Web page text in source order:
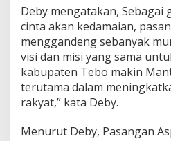
Deby mengatakan, Sebagai
cinta akan kedamaian,
menggandeng sebanyak
visi dan misi yang sama
kabupaten Tebo makin
terutama dalam
rakyat,” kata Deby.
Menurut Deby, Pasangan